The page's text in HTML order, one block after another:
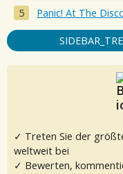
Panic! At The
✓ Treten Sie der
weltweit bei
✓ Bewerten,